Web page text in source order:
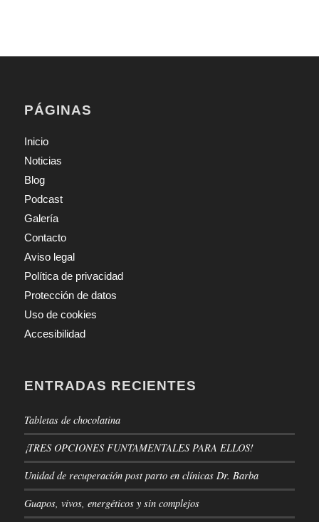
PÁGINAS
Inicio
Noticias
Blog
Podcast
Galería
Contacto
Aviso legal
Política de privacidad
Protección de datos
Uso de cookies
Accesibilidad
ENTRADAS RECIENTES
Tabletas de chocolatina
¡TRES OPCIONES FUNTAMENTALES PARA ELLOS!
Unidad de recuperación post parto en clínicas Dr. Barba
Guapos, vivos, energéticos y sin complejos